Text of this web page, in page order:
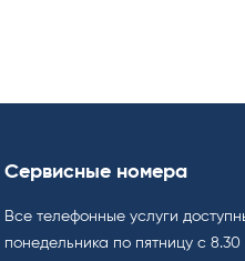
Сервисные номера
Все телефонные услуги
понедельника по пятницу с 8.30